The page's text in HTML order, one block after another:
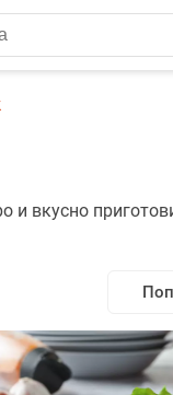
и вкусно